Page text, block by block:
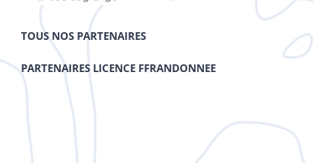
TOUS NOS PARTENAIRES
PARTENAIRES LICENCE FFRANDONNEE